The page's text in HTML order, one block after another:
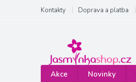
obsah
Kontakty Doprava a platba
Akce Novinky